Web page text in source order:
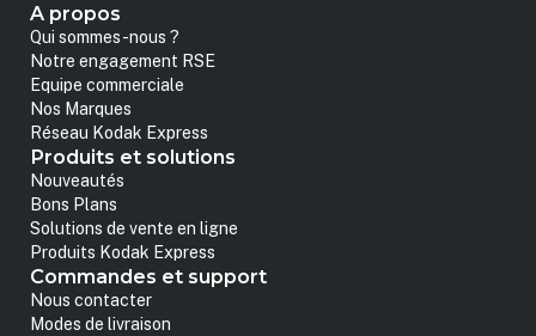
A propos
Qui sommes-nous ?
Notre engagement RSE
Equipe commerciale
Nos Marques
Réseau Kodak Express
Produits et solutions
Nouveautés
Bons Plans
Solutions de vente en ligne
Produits Kodak Express
Commandes et support
Nous contacter
Modes de livraison